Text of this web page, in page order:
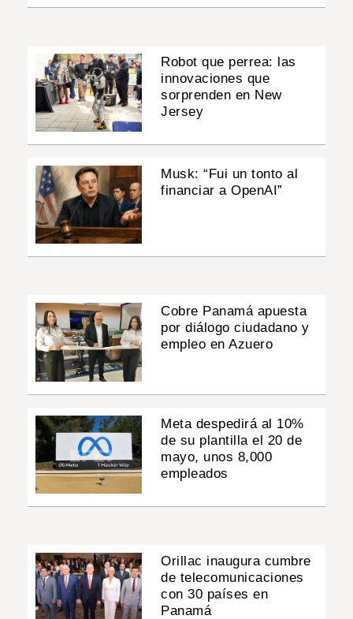
Robot que perrea: las
innovaciones que
sorprenden en New
Jersey
Musk: “Fui un tonto al
financiar a OpenAI”
Cobre Panamá apuesta
por diálogo ciudadano y
empleo en Azuero
Meta despedirá al 10%
de su plantilla el 20 de
mayo, unos 8,000
empleados
Orillac inaugura cumbre
de telecomunicaciones
con 30 países en
Panamá